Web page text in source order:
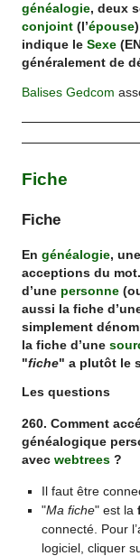
généalogie, deux
conjoint (l’épouse
indique leSexe
généralement de
Balises Gedcom
Fiche
Fiche
Engénéalogie,
acceptions du
d’une personne
aussi la fiche
simplement
la fiche d’une
"fiche" a plutôt le
Les questions
260. Comment
généalogique
avecwebtrees ?
Il faut être
"Ma fiche" est la
connecté. Pour
logiciel, cliquer